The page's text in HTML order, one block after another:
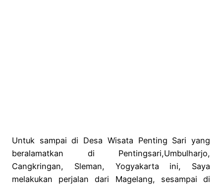
Untuk sampai di Desa Wisata Penting Sari yang
beralamatkan di Pentingsari,Umbulharjo,
Cangkringan, Sleman, Yogyakarta ini, Saya
melakukan perjalan dari Magelang, sesampai di